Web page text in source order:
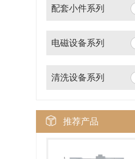
配套小件系列
电磁设备系列
清洗设备系列
推荐产品